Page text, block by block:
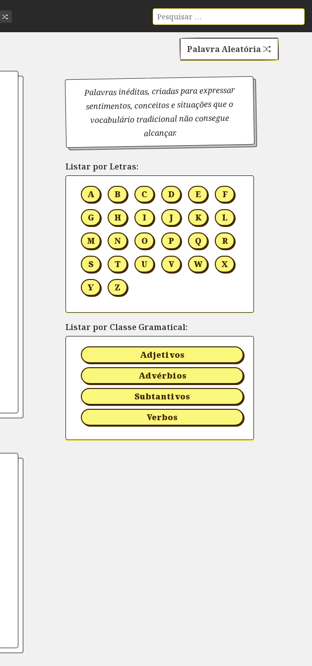
Palavra Aleatória
Palavras inéditas, criadas para expressar
sentimentos, conceitos e situações que o
vocabulário tradicional não consegue
alcançar.
Listar por Letras:
A B C D E F
G H I J K L
M N O P Q R
S T U V W X
Y Z
Listar por Classe Gramatical:
Adjetivos
Advérbios
Subtantivos
Verbos